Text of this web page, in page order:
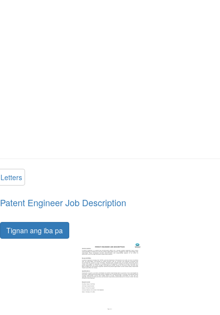
Letters
Patent Engineer Job Description
Tignan ang iba pa